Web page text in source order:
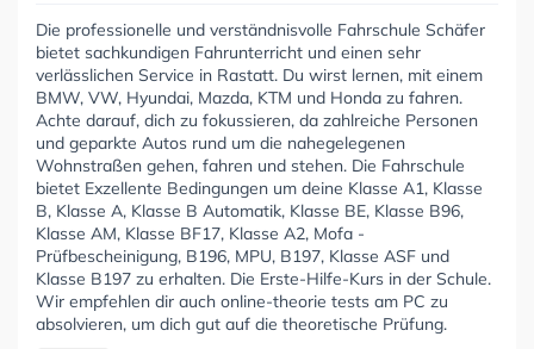
Die professionelle und verständnisvolle Fahrschule Schäfer
bietet sachkundigen Fahrunterricht und einen sehr
verlässlichen Service in Rastatt. Du wirst lernen, mit einem
BMW, VW, Hyundai, Mazda, KTM und Honda zu fahren.
Achte darauf, dich zu fokussieren, da zahlreiche Personen
und geparkte Autos rund um die nahegelegenen
Wohnstraßen gehen, fahren und stehen. Die Fahrschule
bietet Exzellente Bedingungen um deine Klasse A1, Klasse
B, Klasse A, Klasse B Automatik, Klasse BE, Klasse B96,
Klasse AM, Klasse BF17, Klasse A2, Mofa -
Prüfbescheinigung, B196, MPU, B197, Klasse ASF und
Klasse B197 zu erhalten. Die Erste-Hilfe-Kurs in der Schule.
Wir empfehlen dir auch online-theorie tests am PC zu
absolvieren, um dich gut auf die theoretische Prüfung.